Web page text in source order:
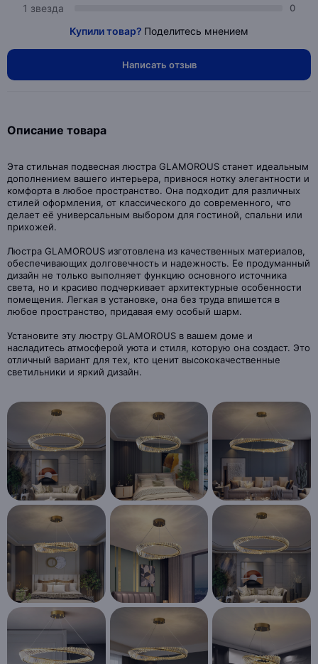
1 звезда 0
Купили товар? Поделитесь мнением
Написать отзыв
Описание товара
Эта стильная подвесная люстра GLAMOROUS станет идеальным
дополнением вашего интерьера, привнося нотку элегантности и
комфорта в любое пространство. Она подходит для различных
стилей оформления, от классического до современного, что
делает её универсальным выбором для гостиной, спальни или
прихожей.
Люстра GLAMOROUS изготовлена из качественных материалов,
обеспечивающих долговечность и надежность. Ее продуманный
дизайн не только выполняет функцию основного источника
света, но и красиво подчеркивает архитектурные особенности
помещения. Легкая в установке, она без труда впишется в
любое пространство, придавая ему особый шарм.
Установите эту люстру GLAMOROUS в вашем доме и
насладитесь атмосферой уюта и стиля, которую она создаст. Это
отличный вариант для тех, кто ценит высококачественные
светильники и яркий дизайн.